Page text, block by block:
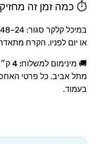
⏱ כמה זמן זה
או יום לפניו. הקרח מתאדה
🚚 מינימום למשלוח: 4 ק״ג
מתל אביב. כל פרטי
בעמוד.